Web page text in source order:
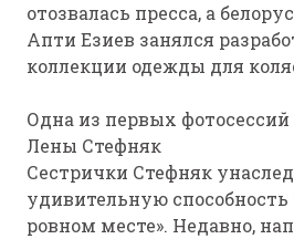
отозвалась пресса, а
Апти Езиев занялся
коллекции одежды для
Одна из первых
Лены Стефняк
Сестрички Стефняк
удивительную способность
ровном месте». Недавно,